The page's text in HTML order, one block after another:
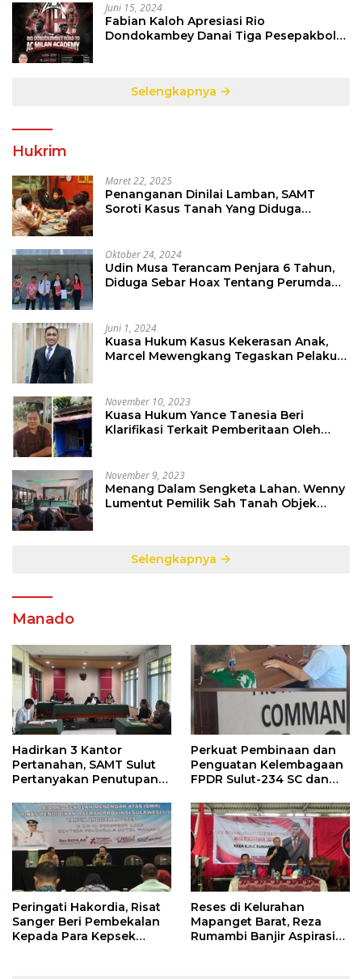
Juni 15, 2024
Fabian Kaloh Apresiasi Rio
Dondokambey Danai Tiga Pesepakbola
Selengkapnya
Hukrim
Maret 22, 2025
Penanganan Dinilai Lamban, SAMT
Soroti Kasus Tanah Yang Diduga
Oktober 24, 2024
Udin Musa Terancam Penjara 6 Tahun,
Diduga Sebar Hoax Tentang Perumda
Juni 1, 2024
Kuasa Hukum Kasus Kekerasan Anak,
Marcel Mewengkang Tegaskan Pelaku
November 10, 2023
Kuasa Hukum Yance Tanesia Beri
Klarifikasi Terkait Pemberitaan Oleh
November 9, 2023
Menang Dalam Sengketa Lahan. Wenny
Lumentut Pemilik Sah Tanah Objek
Selengkapnya
Manado
Hadirkan 3 Kantor
Pertanahan, SAMT Sulut
Pertanyakan Penutupan
Anggaran Negara
Perkuat Pembinaan dan
Penguatan Kelembagaan
FPDR Sulut-234 SC dan
Peringati Hakordia, Risat
Sanger Beri Pembekalan
Kepada Para Kepsek
Reses di Kelurahan
Mapanget Barat, Reza
Rumambi Banjir Aspirasi